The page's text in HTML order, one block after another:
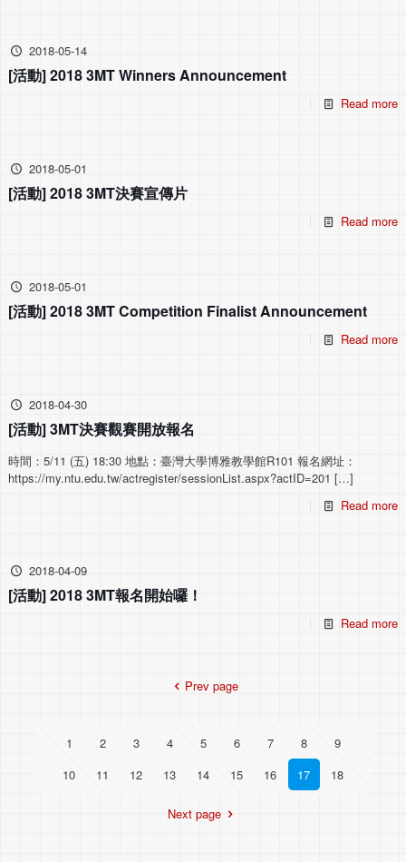
2018-05-14
[活動] 2018 3MT Winners Announcement
Read more
2018-05-01
[活動] 2018 3MT決賽宣傳片
Read more
2018-05-01
[活動] 2018 3MT Competition Finalist Announcement
Read more
2018-04-30
[活動] 3MT決賽觀賽開放報名
時間：5/11 (五) 18:30 地點：臺灣大學博雅教學館R101 報名網址：
https://my.ntu.edu.tw/actregister/sessionList.aspx?actID=201 […]
Read more
2018-04-09
[活動] 2018 3MT報名開始囉！
Read more
Prev page
1 2 3 4 5 6 7 8
9
10
11 12 13 14 15 16 17 18
Next page